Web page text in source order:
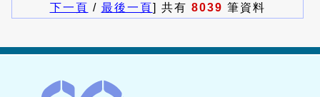
下一頁 / 最後一頁] 共有 8039 筆資料